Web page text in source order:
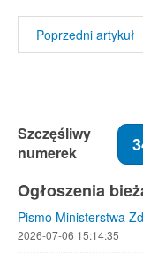
Poprzedni artykuł
Szczęśliwy
numerek
Ogłoszenia
Pismo Ministerstwa
2026-07-06 15:14:35